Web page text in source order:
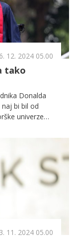
12. 2024 05.00
tako
Donalda
bi bil od
univerze
11. 2024 05.00